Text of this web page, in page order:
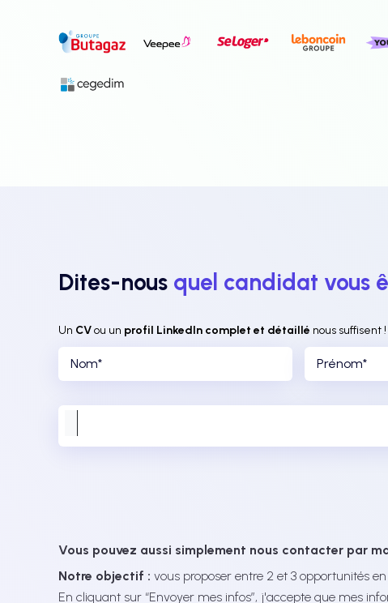
Dites-nous quel candidat vous
Un CVou un profil LinkedIn complet et détaillé nous suffisent
Vous pouvez aussi simplement nous contacter par
Notre objectif : vous proposer entre 2 et 3 opportunités
En cliquant sur “Envoyer mes infos”, j'accepte que mes